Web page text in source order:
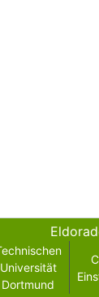
Universität
Dortmund